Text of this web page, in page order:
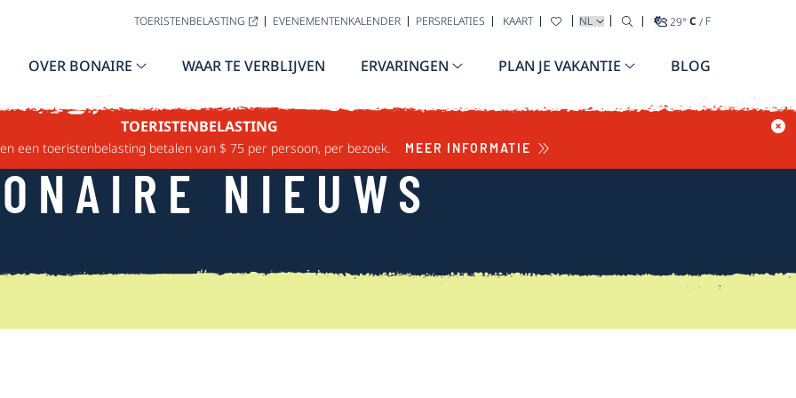
TOERISTENBELASTING EVENEMENTENKALENDER PERSRELATIES KAART TAAL SELECTEREN 29°C / F
OVER BONAIRE WAAR TE VERBLIJVEN ERVARINGEN PLAN JE VAKANTIE BLOG
TOERISTENBELASTING
een toeristenbelasting betalen van $ 75 per persoon, per bezoek. MEER INFORMATIE
NIEUWS